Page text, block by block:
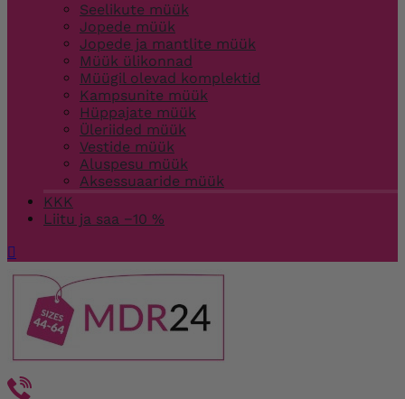
Seelikute müük
Jopede müük
Jopede ja mantlite müük
Müük ülikonnad
Müügil olevad komplektid
Kampsunite müük
Hüppajate müük
Üleriided müük
Vestide müük
Aluspesu müük
Aksessuaaride müük
KKK
Liitu ja saa −10 %
